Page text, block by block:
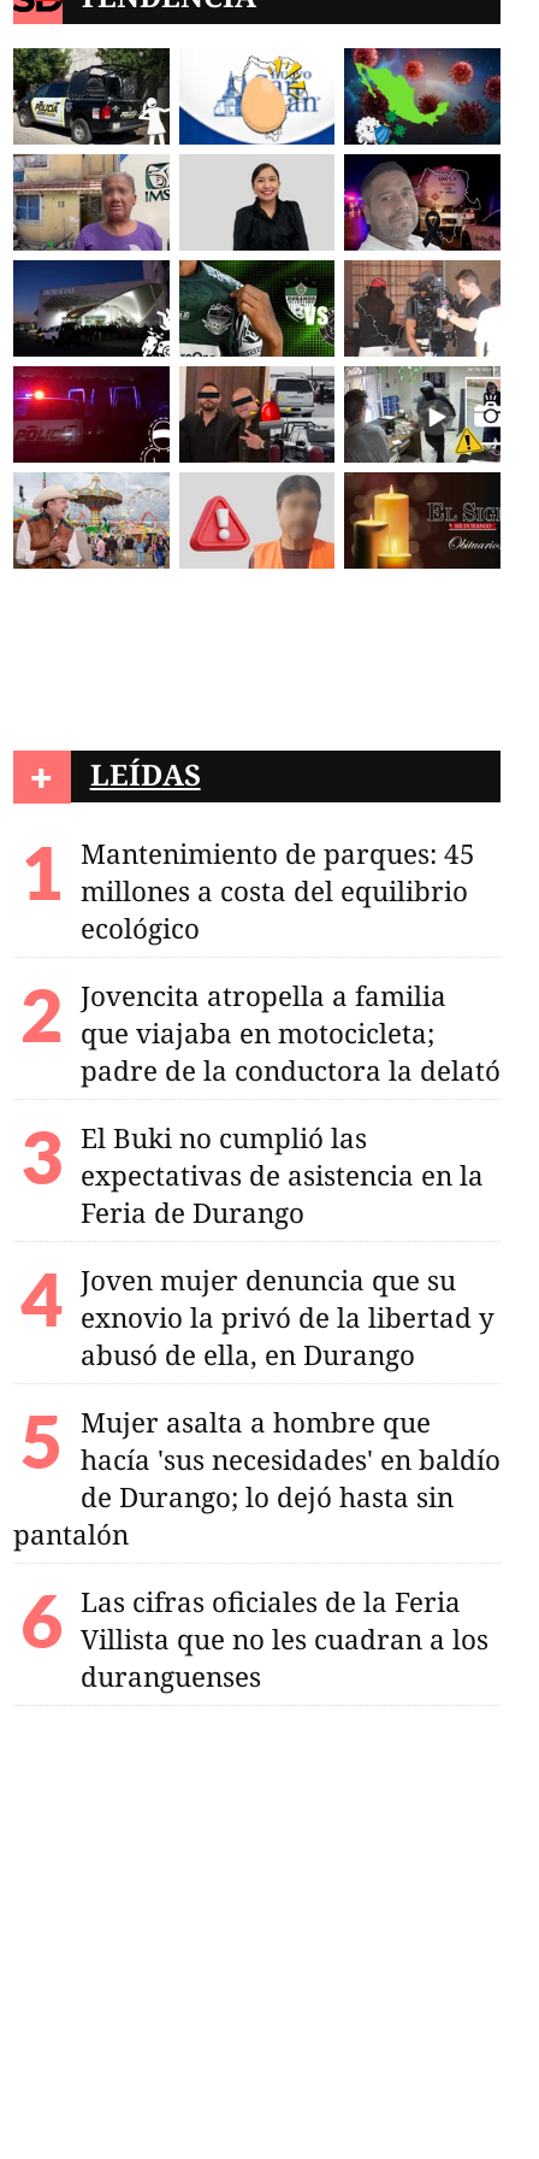
Monreal ve
y Partido Verde,
+ LEÍDAS
Mantenimiento de parques: 45
millones a costa del equilibrio
ecológico
Jovencita atropella a familia
que viajaba en motocicleta;
padre de la conductora la delató
El Buki no cumplió las
expectativas de asistencia en la
Feria de Durango
Joven mujer denuncia que su
exnovio la privó de la libertad y
abusó de ella, en Durango
Mujer asalta a hombre que
hacía 'sus necesidades' en baldío
de Durango; lo dejó hasta sin
pantalón
Las cifras oficiales de la Feria
Villista que no les cuadran a los
duranguenses